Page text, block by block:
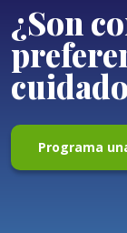
¿Son
Programa